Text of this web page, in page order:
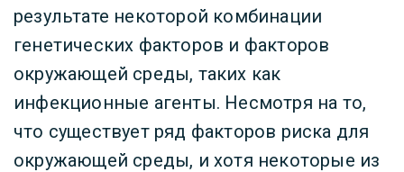
результате некоторой комбинации
генетических факторов и факторов
окружающей среды, таких как
инфекционные агенты. Несмотря на то,
что существует ряд факторов риска для
окружающей среды, и хотя некоторые из